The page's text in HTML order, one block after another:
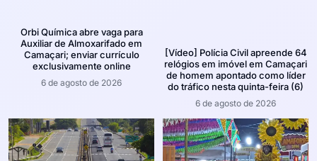
Orbi Química abre vaga para
Auxiliar de Almoxarifado em
Camaçari; enviar currículo
exclusivamente online
6 de agosto de 2026
[Vídeo] Polícia Civil apreende 64
relógios em imóvel em Camaçari
de homem apontado como líder
do tráfico nesta quinta-feira (6)
6 de agosto de 2026